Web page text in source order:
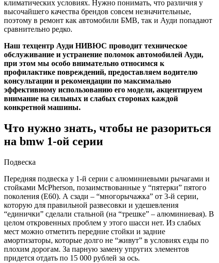
климатических условиях. Нужно понимать, что различия у
высочайшего качества брендов совсем незначительные,
поэтому в ремонт как автомобили БМВ, так и Ауди попадают
сравнительно редко.
Наш техцентр Ауди НИВЮС проводит техническое
обслуживание и устранение поломок автомобилей Ауди,
при этом мы особо внимательно относимся к
профилактике повреждений, предоставляем водителю
консультации и рекомендации по максимально
эффективному использованию его модели, акцентируем
внимание на сильных и слабых сторонах каждой
конкретной машины.
Что нужно знать, чтобы не разориться
на bmw 1-ой серии
Подвеска
Передняя подвеска у 1-й серии с алюминиевыми рычагами и
стойками McPherson, позаимствованные у “пятерки” пятого
поколения (E60). А сзади – “многорычажка” от 3-й серии,
которую для правильной развесовки и удешевления
“единички” сделали стальной (на “трешке” – алюминиевая). В
целом откровенных проблем у этого шасси нет. Из слабых
мест можно отметить передние стойки и задние
амортизаторы, которые долго не “живут” в условиях езды по
плохим дорогам. За парную замену упругих элементов
придется отдать по 15 000 рублей за ось.